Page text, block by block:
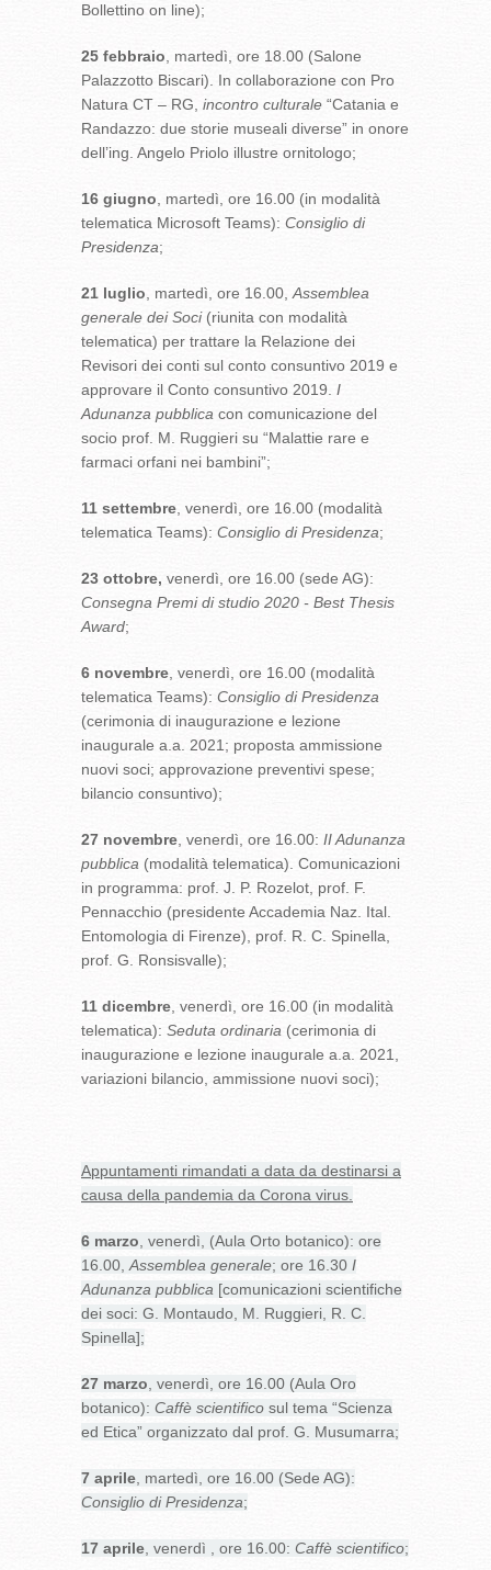
Bollettino on line);
25 febbraio , martedì, ore 18.00 (Salone
Palazzotto Biscari). In collaborazione con Pro
Natura CT – RG, incontro culturale “Catania e
Randazzo: due storie museali diverse” in onore
dell’ing. Angelo Priolo illustre ornitologo;
16 giugno , martedì, ore 16.00 (in modalità
telematica Microsoft Teams): Consiglio di
Presidenza;
21 luglio , martedì, ore 16.00, Assemblea
generale dei Soci (riunita con modalità
telematica) per trattare la Relazione dei
Revisori dei conti sul conto consuntivo 2019 e
approvare il Conto consuntivo 2019. I
Adunanza pubblica con comunicazione del
socio prof. M. Ruggieri su “Malattie rare e
farmaci orfani nei bambini”;
11 settembre , venerdì, ore 16.00 (modalità
telematica Teams): Consiglio di Presidenza;
23 ottobre, venerdì, ore 16.00 (sede AG):
Consegna Premi di studio 2020 - Best Thesis
Award;
6 novembre , venerdì, ore 16.00 (modalità
telematica Teams): Consiglio di Presidenza
(cerimonia di inaugurazione e lezione
inaugurale a.a. 2021; proposta ammissione
nuovi soci; approvazione preventivi spese;
bilancio consuntivo);
27 novembre , venerdì, ore 16.00: II Adunanza
pubblica (modalità telematica). Comunicazioni
in programma: prof. J. P. Rozelot, prof. F.
Pennacchio (presidente Accademia Naz. Ital.
Entomologia di Firenze), prof. R. C. Spinella,
prof. G. Ronsisvalle);
11 dicembre , venerdì, ore 16.00 (in modalità
telematica): Seduta ordinaria (cerimonia di
inaugurazione e lezione inaugurale a.a. 2021,
variazioni bilancio, ammissione nuovi soci);
Appuntamenti rimandati a data da destinarsi a
causa della pandemia da Corona virus.
6 marzo , venerdì, (Aula Orto botanico): ore
16.00, Assemblea generale; ore 16.30 I
Adunanza pubblica [comunicazioni scientifiche
dei soci: G. Montaudo, M. Ruggieri, R. C.
Spinella];
27 marzo , venerdì, ore 16.00 (Aula Oro
botanico): Caffè scientifico sul tema “Scienza
ed Etica” organizzato dal prof. G. Musumarra;
7 aprile , martedì, ore 16.00 (Sede AG):
Consiglio di Presidenza;
17 aprile , venerdì , ore 16.00: Caffè scientifico;